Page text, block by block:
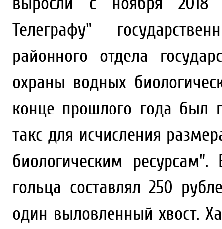
Телеграфу"
районного отдела
охраны водных
конце прошлого года был
такс для исчисления
биологическим
гольца составлял 250
один выловленный хвост.